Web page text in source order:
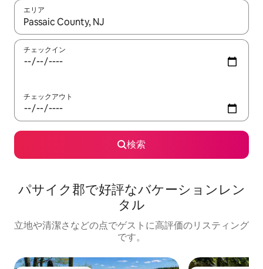
エリア
検索結果が表示されたら、上下の矢印キーを使って移動するか
チェックイン
チェックアウト
検索
パサイク郡で好評なバケーションレン
タル
立地や清潔さなどの点でゲストに高評価のリスティング
です。